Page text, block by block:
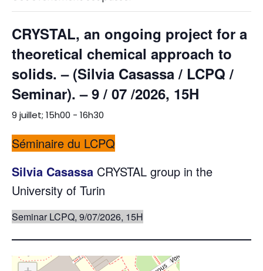
CRYSTAL, an ongoing project for a
theoretical chemical approach to
solids. – (Silvia Casassa / LCPQ /
Seminar). – 9 / 07 /2026, 15H
9 juillet; 15h00 - 16h30
Séminaire du LCPQ
Silvia Casassa CRYSTAL group in the
University of Turin
Seminar LCPQ, 9/07/2026, 15H